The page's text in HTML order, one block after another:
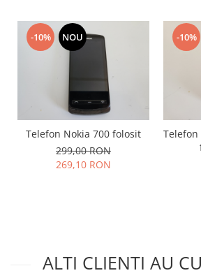
-10% NOU
Telefon Nokia 700 folosit
299,00 RON
269,10 RON
-10%
Telefon
ALTI CLIENTI AU